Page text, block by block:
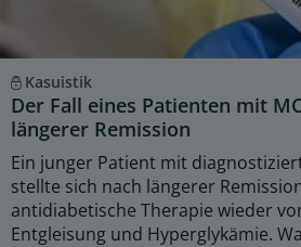
Kasuistik
Der Fall eines Patienten mit
längerer Remission
Ein junger Patient mit
stellte sich nach längerer
antidiabetische Therapie wieder
Entgleisung und Hyperglykämie.